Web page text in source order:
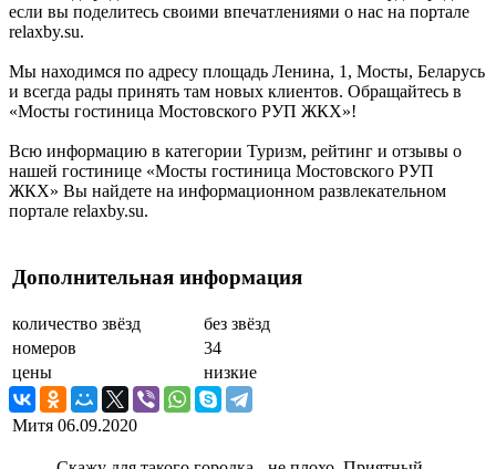
если вы поделитесь своими впечатлениями о нас на портале
relaxby.su.
Мы находимся по адресу площадь Ленина, 1, Мосты, Беларусь
и всегда рады принять там новых клиентов. Обращайтесь в
«Мосты гостиница Мостовского РУП ЖКХ»!
Всю информацию в категории Туризм, рейтинг и отзывы о
нашей гостинице «Мосты гостиница Мостовского РУП
ЖКХ» Вы найдете на информационном развлекательном
портале relaxby.su.
Дополнительная информация
количество звёзд
без звёзд
номеров
34
цены
низкие
Митя 06.09.2020